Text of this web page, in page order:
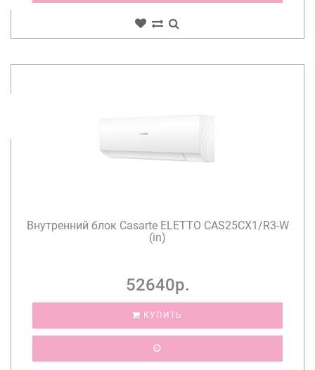
Внутренний блок Casarte ELETTO CAS25CX1/R3-W
(in)
52640р.
КУПИТЬ